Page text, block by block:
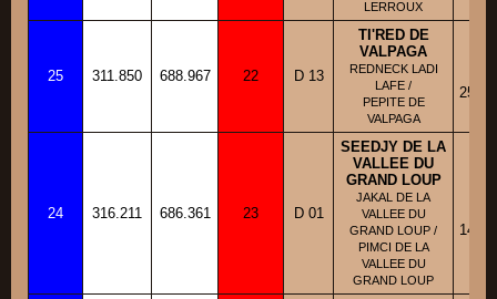
LERROUX
25 311.850 688.967 22 D 13
TI'RED DE
VALPAGA
REDNECK LADI
LAFE /
PEPITE DE
VALPAGA
25/
24 316.211 686.361 23 D 01
SEEDJY DE LA
VALLEE DU
GRAND LOUP
JAKAL DE LA
VALLEE DU
GRAND LOUP /
PIMCI DE LA
VALLEE DU
GRAND LOUP
14/